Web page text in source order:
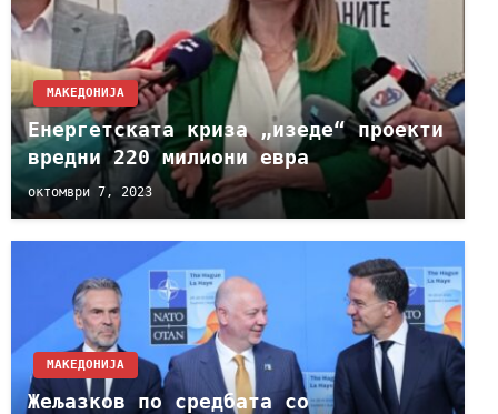
МАКЕДОНИЈА
Енергетската криза „изеде“ проекти
вредни 220 милиони евра
октомври 7, 2023
МАКЕДОНИЈА
Жељазков по средбата со